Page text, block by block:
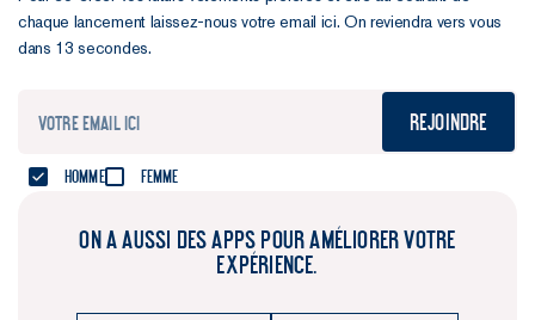
chaque lancement laissez-nous votre email ici. On reviendra vers vous
dans 13 secondes.
Rejoindre
Homme Femme
ON A AUSSI DES APPS POUR AMÉLIORER VOTRE
EXPÉRIENCE.